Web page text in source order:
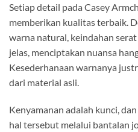
Setiap detail pada Casey
memberikan kualitas terbaik.
warna natural, keindahan
jelas, menciptakan nuansa
Kesederhanaan warnanya
dari material asli.
Kenyamanan adalah kunci,
hal tersebut melalui bantalan